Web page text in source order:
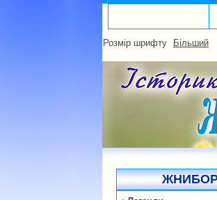
Розмір шрифту Більший